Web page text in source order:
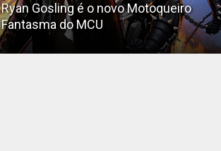
Ryan Gosling é o novo Motoqueiro
Fantasma do MCU